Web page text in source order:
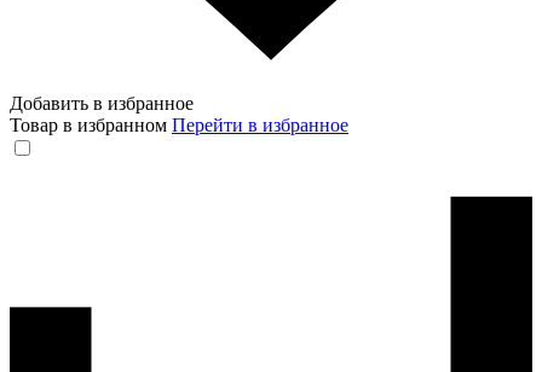
Добавить в избранное
Товар в избранном Перейти в избранное